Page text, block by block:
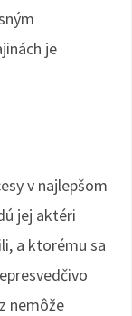
je
v najlepšom
jej aktéri
a ktorému sa
nemôže